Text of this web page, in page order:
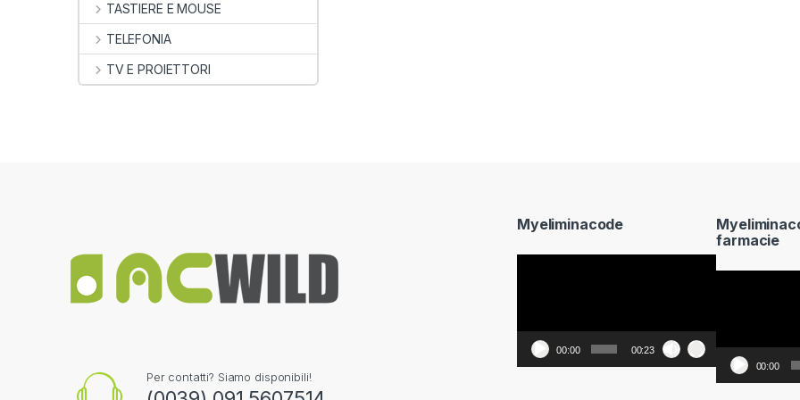
TASTIERE E MOUSE
TELEFONIA
TV E PROIETTORI
Per contatti? Siamo disponibili!
Myeliminacode
00:00 00:23
farmacie
00:00